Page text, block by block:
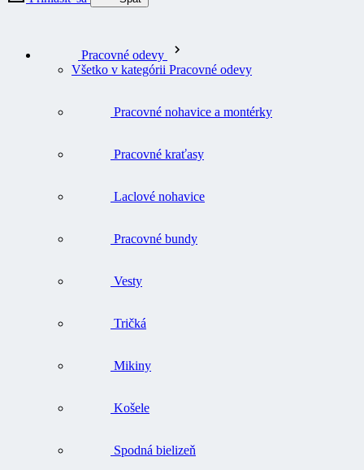
Pracovné odevy
Všetko v kategórii Pracovné odevy
Pracovné nohavice a montérky
Pracovné kraťasy
Laclové nohavice
Pracovné bundy
Vesty
Tričká
Mikiny
Košele
Spodná bielizeň